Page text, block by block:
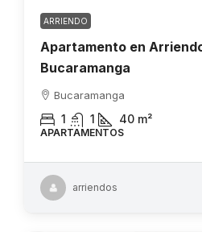
ARRIENDO
Apartamento en
Bucaramanga
Bucaramanga
1 1 40 m²
APARTAMENTOS
arriendos